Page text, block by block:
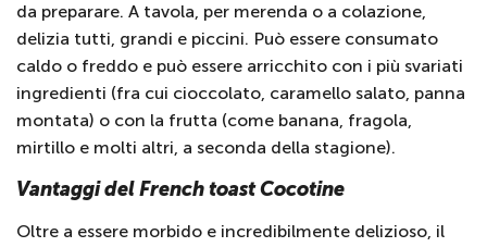
da preparare. A tavola, per merenda o a colazione,
delizia tutti, grandi e piccini. Può essere consumato
caldo o freddo e può essere arricchito con i più svariati
ingredienti (fra cui cioccolato, caramello salato, panna
montata) o con la frutta (come banana, fragola,
mirtillo e molti altri, a seconda della stagione).
Vantaggi del French toast Cocotine
Oltre a essere morbido e incredibilmente delizioso, il